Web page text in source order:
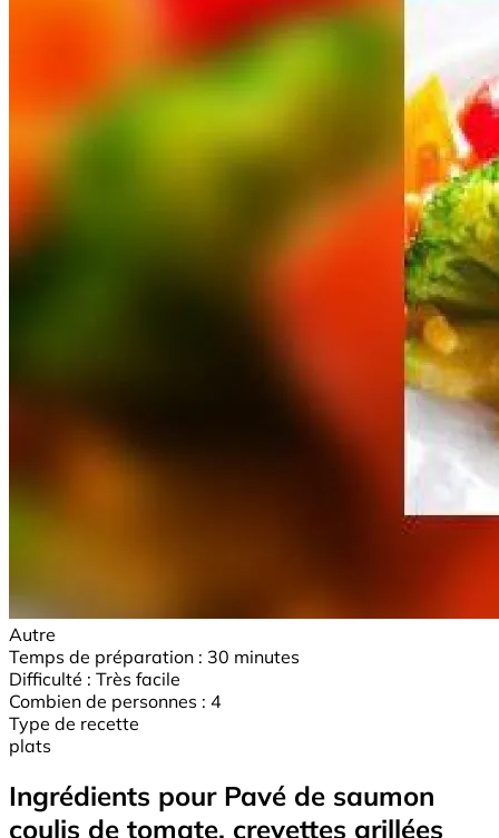
Autre
Temps de préparation : 30 minutes
Difficulté : Très facile
Combien de personnes : 4
Type de recette
plats
Ingrédients pour Pavé de saumon
coulis de tomate, crevettes grillées